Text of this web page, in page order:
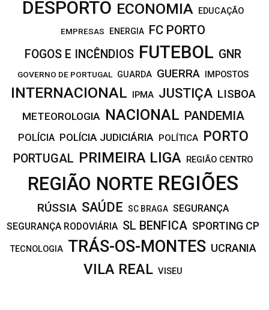
DESPORTO ECONOMIA EDUCAÇÃO
EMPRESAS ENERGIA FC PORTO
FOGOS E INCÊNDIOS FUTEBOL GNR
GOVERNO DE PORTUGAL GUARDA GUERRA IMPOSTOS
INTERNACIONAL IPMA JUSTIÇA LISBOA
METEOROLOGIA NACIONAL PANDEMIA
POLÍCIA POLÍCIA JUDICIÁRIA POLÍTICA PORTO
PORTUGAL PRIMEIRA LIGA REGIÃO CENTRO
REGIÃO NORTE REGIÕES
RÚSSIA SAÚDE SC BRAGA SEGURANÇA
SEGURANÇA RODOVIÁRIA SL BENFICA SPORTING CP
TECNOLOGIA TRÁS-OS-MONTES UCRANIA
VILA REAL VISEU